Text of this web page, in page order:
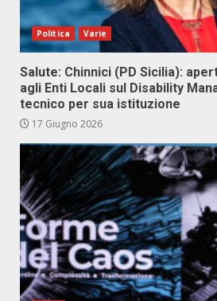
Politica Varie
Salute: Chinnici (PD Sicilia):
agli Enti Locali sul Disability
tecnico per sua istituzione
17 Giugno 2026